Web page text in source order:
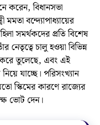
করেন, বিধানসভা
মমতা বন্দ্যোপাধ্যায়ের
সমর্থকদের প্রতি বিশেষ
নেতৃত্বে চালু হওয়া বিভিন্ন
করে তুলেছে, এবং এই
যাচ্ছে। পরিসংখ্যান
স্কিমের কারণে রাজ্যের
ভোট দেন।